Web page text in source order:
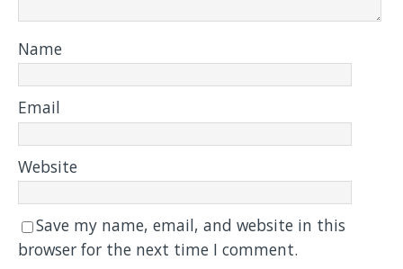
Name
Email
Website
Save my name, email, and website in this
browser for the next time I comment.